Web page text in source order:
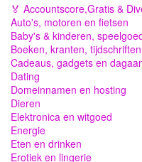
🏅 Accountscore,Gratis &
Auto's, motoren en fietsen
Baby's & kinderen,
Boeken, kranten,
Cadeaus, gadgets en
Dating
Domeinnamen en hosting
Dieren
Elektronica en witgoed
Energie
Eten en drinken
Erotiek en lingerie